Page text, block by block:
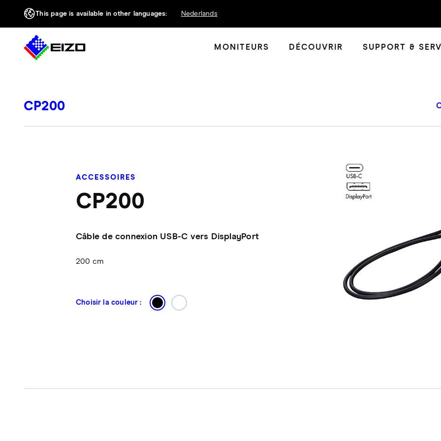
This page is available in other languages: Nederlands
MONITEURS DÉCOUVRIR SUPPORT &
CP200
ACCESSOIRES
CP200
Câble de connexion USB-C vers DisplayPort
200 cm
Choisir la couleur :